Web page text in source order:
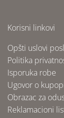
Korisni linkovi
Opšti uslovi
Politika
Isporuka robe
Ugovor o
Obrazac za
Reklamacioni